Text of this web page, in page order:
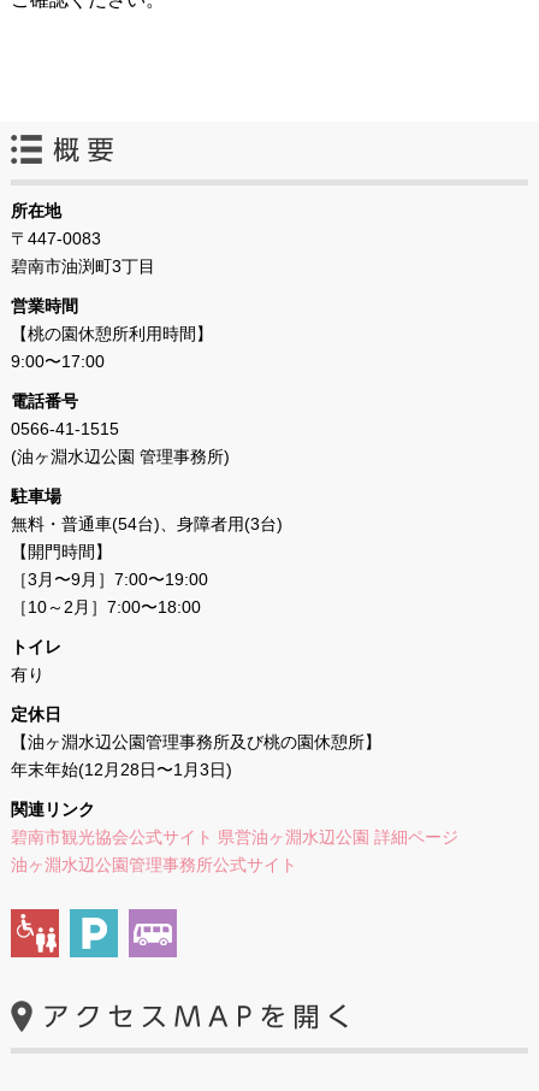
所在地
〒447-0083
碧南市油渕町3丁目
営業時間
【桃の園休憩所利用時間】
9:00〜17:00
電話番号
0566-41-1515
(油ヶ淵水辺公園 管理事務所)
駐車場
無料・普通車(54台)、身障者用(3台)
【開門時間】
［3月〜9月］7:00〜19:00
［10～2月］7:00〜18:00
トイレ
有り
定休日
【油ヶ淵水辺公園管理事務所及び桃の園休憩所】
年末年始(12月28日〜1月3日)
関連リンク
碧南市観光協会公式サイト 県営油ヶ淵水辺公園 詳細ページ
油ヶ淵水辺公園管理事務所公式サイト